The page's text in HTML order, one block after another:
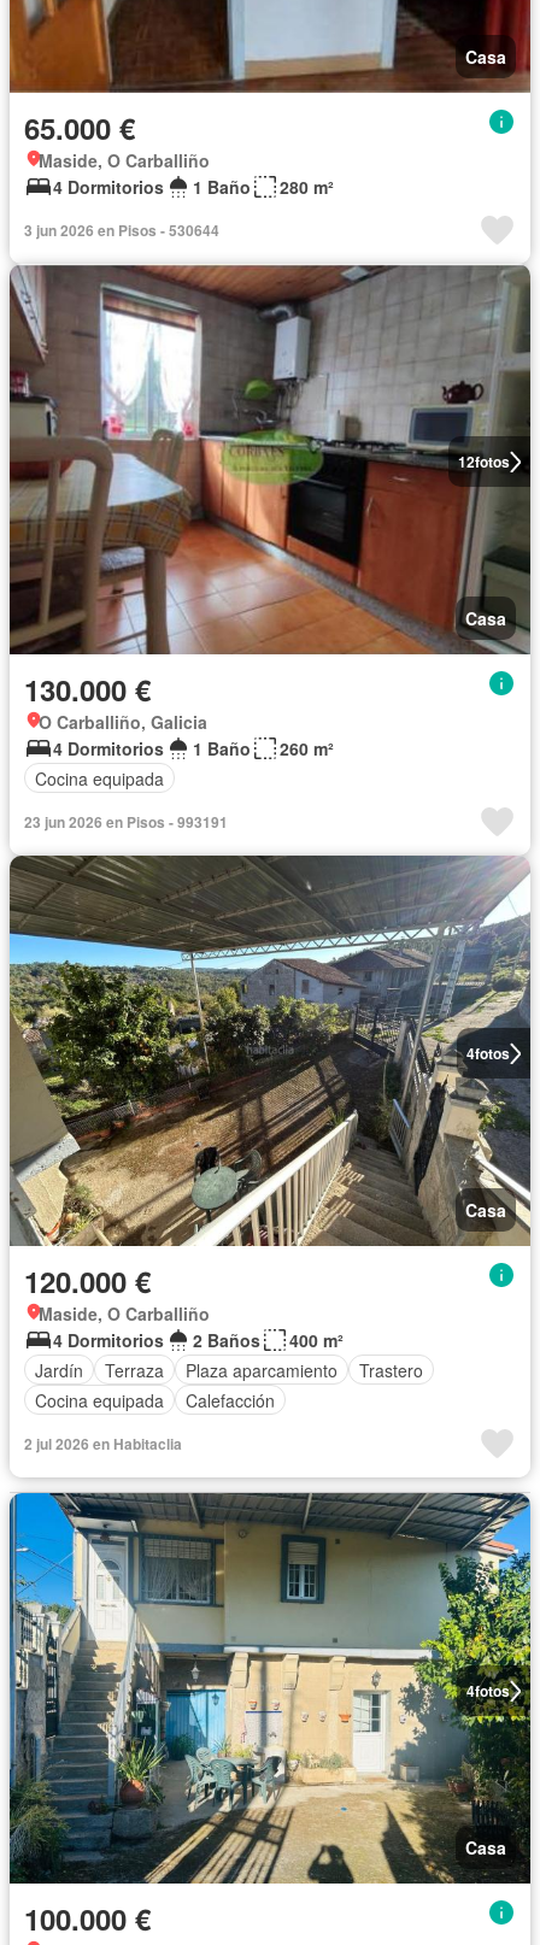
Casa
65.000 €
Maside, O Carballiño
4 Dormitorios
1 Baño 280 m²
3 jun 2026 en Pisos - 530644
12fotos
Casa
130.000 €
O Carballiño, Galicia
4 Dormitorios
1 Baño
260 m²
Cocina equipada
23 jun 2026 en Pisos - 993191
4fotos
Casa
120.000 €
Maside, O Carballiño
4 Dormitorios
2 Baños
400 m²
Jardín
Terraza Plaza aparcamiento
Trastero
Cocina equipada
Calefacción
2 jul 2026 en Habitaclia
4fotos
Casa
100.000 €